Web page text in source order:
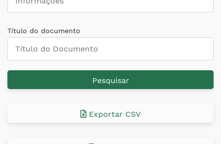
Título do documento
Pesquisar
Exportar CSV